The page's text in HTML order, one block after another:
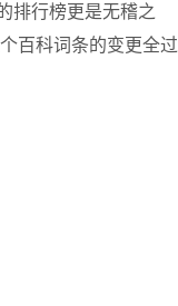
排行榜更是无稽之
百科词条的变更全过